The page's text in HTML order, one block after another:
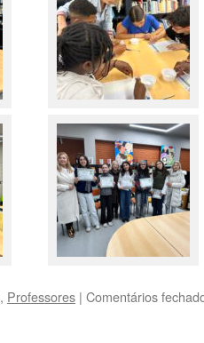
, Professores | Comentários